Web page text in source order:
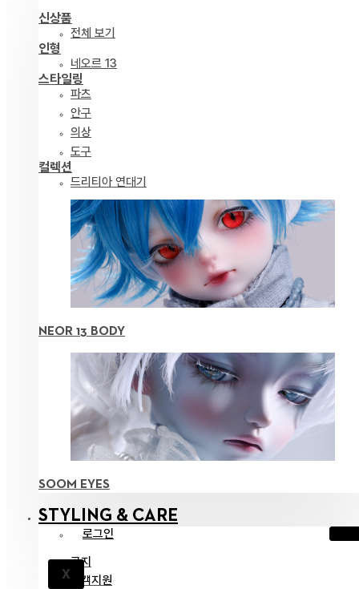
신상품
전체 보기
인형
네오르 13
스타일링
파츠
안구
의상
도구
컬렉션
드리티아 연대기
NEOR 13 BODY
SOOM EYES
STYLING & CARE
로그인
X
공지
고객지원